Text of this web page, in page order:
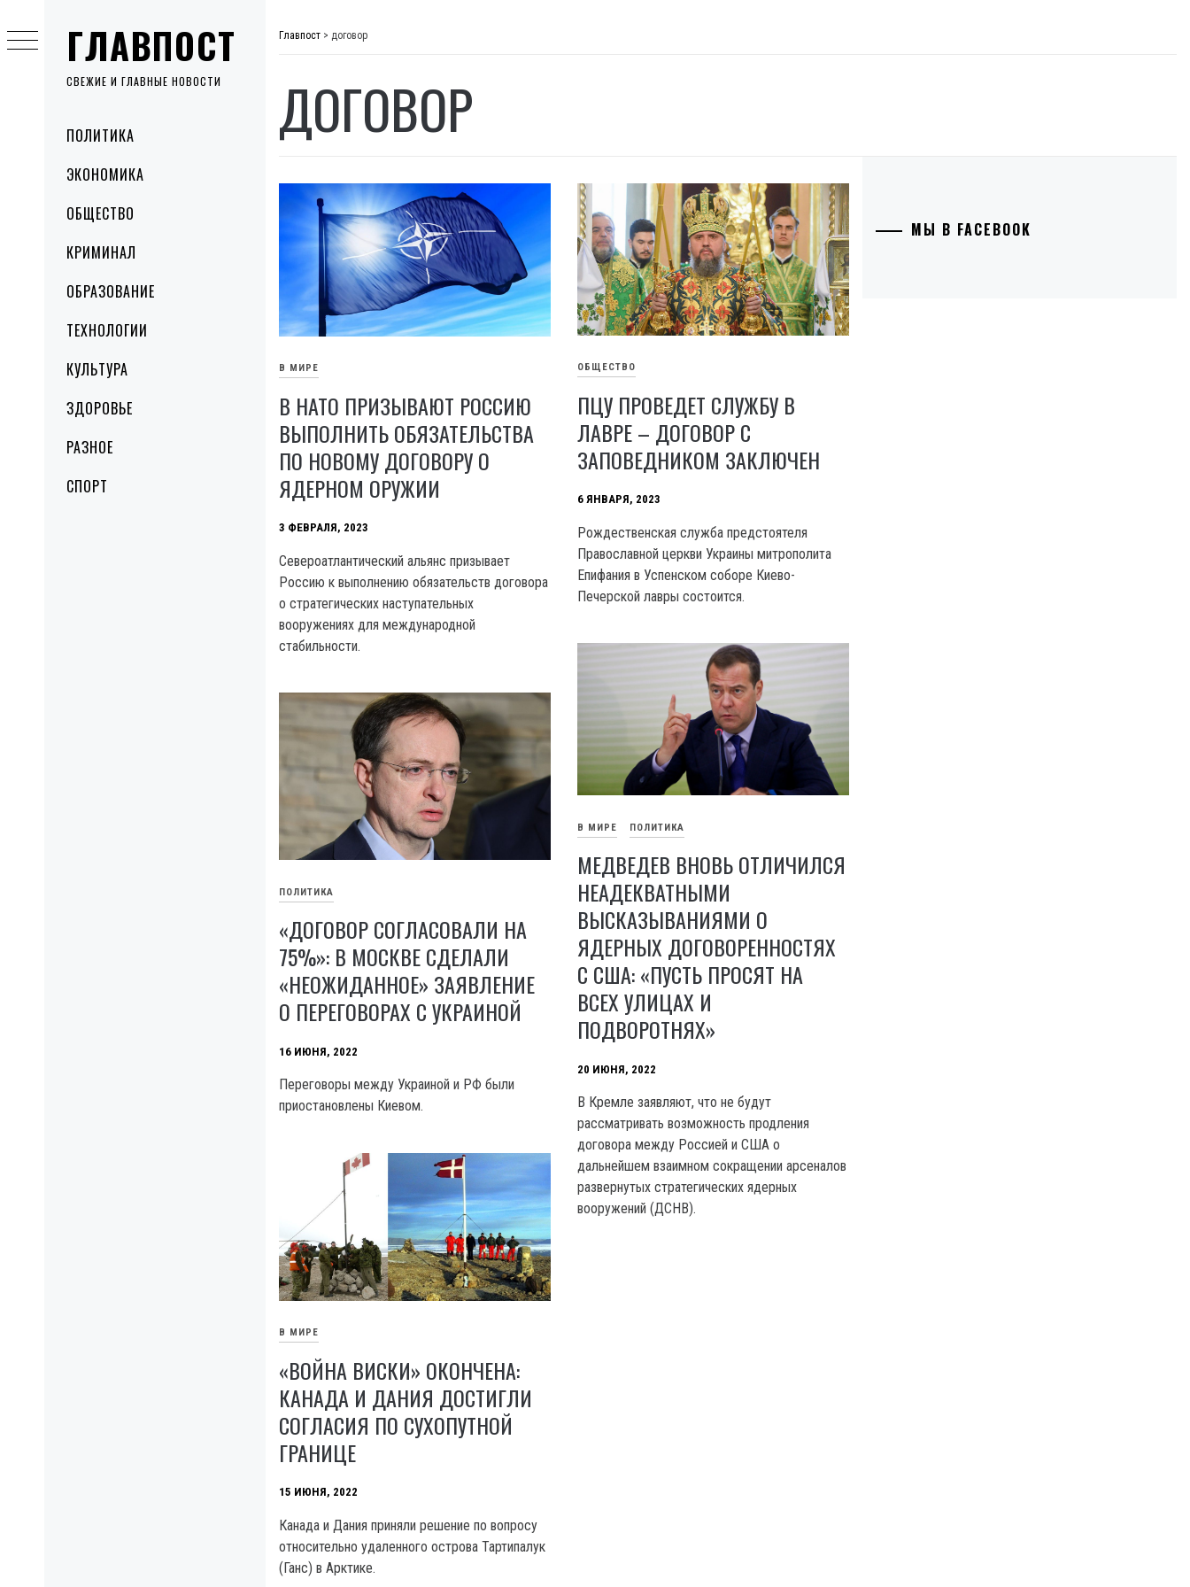
ГЛАВПОСТ
СВЕЖИЕ И ГЛАВНЫЕ НОВОСТИ
MenuПОЛИТИКА
ЭКОНОМИКА
ОБЩЕСТВО
КРИМИНАЛ
ОБРАЗОВАНИЕ
ТЕХНОЛОГИИ
КУЛЬТУРА
ЗДОРОВЬЕ
РАЗНОЕ
СПОРТ
to
content
Главпост > договор
ДОГОВОР
В МИРЕ
В НАТО ПРИЗЫВАЮТ РОССИЮ
ВЫПОЛНИТЬ ОБЯЗАТЕЛЬСТВА
ПО НОВОМУ ДОГОВОРУ О
ЯДЕРНОМ ОРУЖИИ
3 ФЕВРАЛЯ, 2023
Североатлантический альянс призывает
Россию к выполнению обязательств договора
о стратегических наступательных
вооружениях для международной
стабильности.
ОБЩЕСТВО
ПЦУ ПРОВЕДЕТ СЛУЖБУ В
ЛАВРЕ – ДОГОВОР С
ЗАПОВЕДНИКОМ ЗАКЛЮЧЕН
6 ЯНВАРЯ, 2023
Рождественская служба предстоятеля
Православной церкви Украины митрополита
Епифания в Успенском соборе Киево-
Печерской лавры состоится.
В МИРЕ ПОЛИТИКА
МЕДВЕДЕВ ВНОВЬ ОТЛИЧИЛСЯ
НЕАДЕКВАТНЫМИ
ВЫСКАЗЫВАНИЯМИ О
ЯДЕРНЫХ ДОГОВОРЕННОСТЯХ
С США: «ПУСТЬ ПРОСЯТ НА
ВСЕХ УЛИЦАХ И
ПОДВОРОТНЯХ»
20 ИЮНЯ, 2022
В Кремле заявляют, что не будут
рассматривать возможность продления
договора между Россией и США о
дальнейшем взаимном сокращении арсеналов
развернутых стратегических ядерных
вооружений (ДСНВ).
ПОЛИТИКА
«ДОГОВОР СОГЛАСОВАЛИ НА
75%»: В МОСКВЕ СДЕЛАЛИ
«НЕОЖИДАННОЕ» ЗАЯВЛЕНИЕ
О ПЕРЕГОВОРАХ С УКРАИНОЙ
16 ИЮНЯ, 2022
Переговоры между Украиной и РФ были
приостановлены Киевом.
В МИРЕ
«ВОЙНА ВИСКИ» ОКОНЧЕНА:
КАНАДА И ДАНИЯ ДОСТИГЛИ
СОГЛАСИЯ ПО СУХОПУТНОЙ
ГРАНИЦЕ
15 ИЮНЯ, 2022
Канада и Дания приняли решение по вопросу
относительно удаленного острова Тартипалук
(Ганс) в Арктике.
МЫ В FACEBOOK